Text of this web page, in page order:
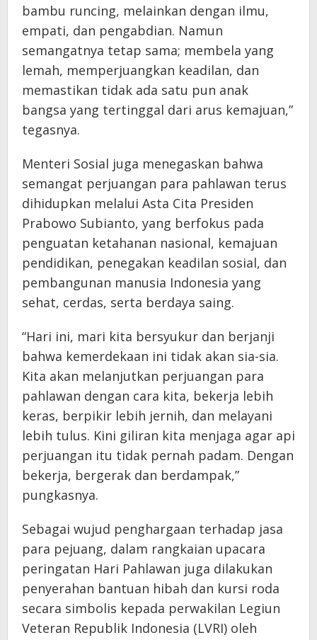
bambu runcing, melainkan dengan ilmu,
empati, dan pengabdian. Namun
semangatnya tetap sama; membela yang
lemah, memperjuangkan keadilan, dan
memastikan tidak ada satu pun anak
bangsa yang tertinggal dari arus kemajuan,”
tegasnya.
Menteri Sosial juga menegaskan bahwa
semangat perjuangan para pahlawan terus
dihidupkan melalui Asta Cita Presiden
Prabowo Subianto, yang berfokus pada
penguatan ketahanan nasional, kemajuan
pendidikan, penegakan keadilan sosial, dan
pembangunan manusia Indonesia yang
sehat, cerdas, serta berdaya saing.
“Hari ini, mari kita bersyukur dan berjanji
bahwa kemerdekaan ini tidak akan sia-sia.
Kita akan melanjutkan perjuangan para
pahlawan dengan cara kita, bekerja lebih
keras, berpikir lebih jernih, dan melayani
lebih tulus. Kini giliran kita menjaga agar api
perjuangan itu tidak pernah padam. Dengan
bekerja, bergerak dan berdampak,”
pungkasnya.
Sebagai wujud penghargaan terhadap jasa
para pejuang, dalam rangkaian upacara
peringatan Hari Pahlawan juga dilakukan
penyerahan bantuan hibah dan kursi roda
secara simbolis kepada perwakilan Legiun
Veteran Republik Indonesia (LVRI) oleh